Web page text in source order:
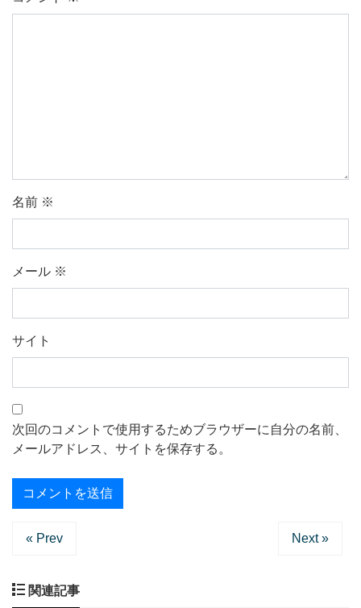
名前 ※
メール ※
サイト
次回のコメントで使用するためブラウザーに自分の名前、
メールアドレス、サイトを保存する。
« Prev Next »
関連記事